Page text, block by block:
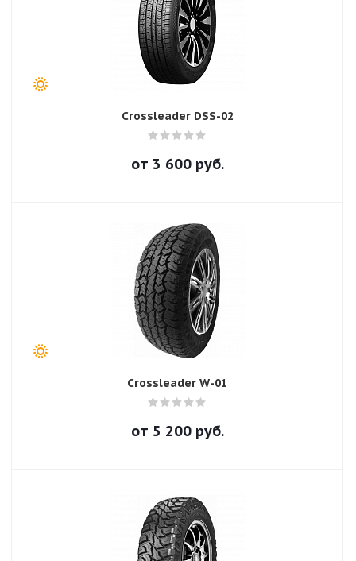
Crossleader DSS-02
от 3 600руб.
Crossleader W-01
от 5 200руб.